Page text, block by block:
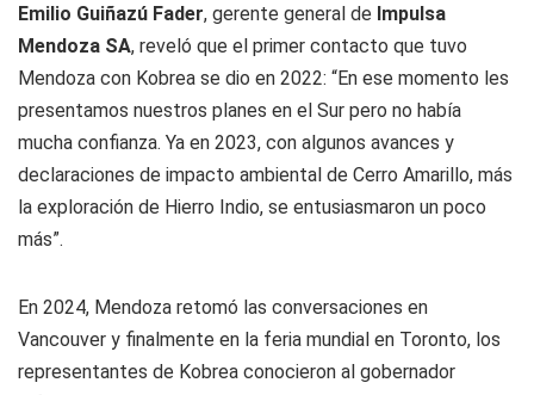
Emilio Guiñazú Fader, gerente general de Impulsa
Mendoza SA, reveló que el primer contacto que tuvo
Mendoza con Kobrea se dio en 2022: “En ese momento les
presentamos nuestros planes en el Sur pero no había
mucha confianza. Ya en 2023, con algunos avances y
declaraciones de impacto ambiental de Cerro Amarillo, más
la exploración de Hierro Indio, se entusiasmaron un poco
más”.
En 2024, Mendoza retomó las conversaciones en
Vancouver y finalmente en la feria mundial en Toronto, los
representantes de Kobrea conocieron al gobernador